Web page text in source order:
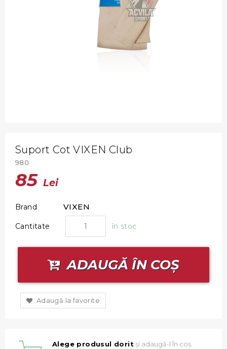
Suport Cot VIXEN Club
980
85Lei
Brand VIXEN
Cantitate în stoc
ADAUGĂ ÎN COȘ
Adaugă la favorite
Alege produsul doritși adaugă-l în coș.